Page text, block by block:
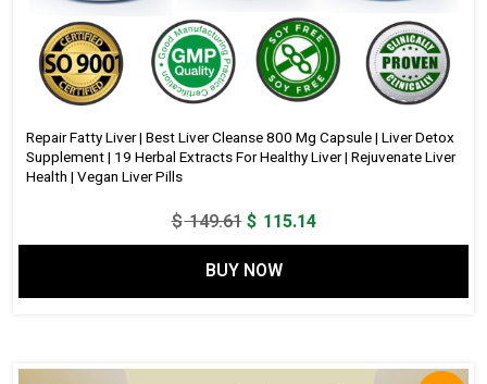
Repair Fatty Liver | Best Liver Cleanse 800 Mg Capsule | Liver Detox
Supplement | 19 Herbal Extracts For Healthy Liver | Rejuvenate Liver
Health | Vegan Liver Pills
$149.61Original
price
was:
$ 149.61.
$ 115.14Current
price
$ 115.14.
BUY NOW